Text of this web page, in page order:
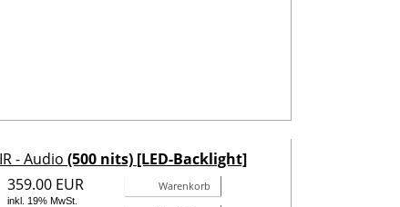
- Audio(500 nits) [LED-Backlight]
359.00 EUR
inkl. 19% MwSt.
Warenkorb